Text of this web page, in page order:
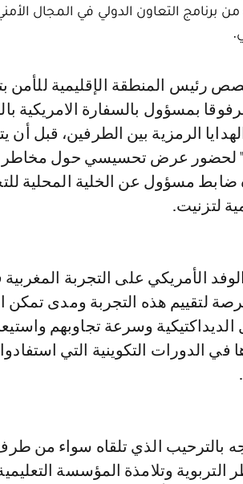
برنامج التعاون الدولي في المجال
بمسؤول بالسفارة الامريكية
الرمزية بين الطرفين، قبل أن
لحضور عرض تحسيسي حول مخاطر
ضابط مسؤول عن الخلية المحلية
لتزنيت.
الأمريكي على التجربة
لتقييم هذه التجربة ومدى تمكن
الديداكتيكية وسرعة تجاوبهم
في الدورات التكوينية التي استفادوا
بالترحيب الذي تلقاه سواء من
وتلامذة المؤسسة